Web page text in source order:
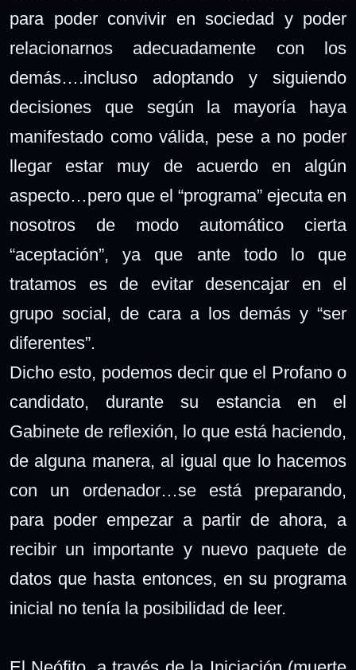
para poder convivir en sociedad y poder
relacionarnos adecuadamente con los
demás….incluso adoptando y siguiendo
decisiones que según la mayoría haya
manifestado como válida, pese a no poder
llegar estar muy de acuerdo en algún
aspecto…pero que el “programa” ejecuta en
nosotros de modo automático cierta
“aceptación”, ya que ante todo lo que
tratamos es de evitar desencajar en el
grupo social, de cara a los demás y “ser
diferentes”.
Dicho esto, podemos decir que el Profano o
candidato, durante su estancia en el
Gabinete de reflexión, lo que está haciendo,
de alguna manera, al igual que lo hacemos
con un ordenador…se está preparando,
para poder empezar a partir de ahora, a
recibir un importante y nuevo paquete de
datos que hasta entonces, en su programa
inicial no tenía la posibilidad de leer.